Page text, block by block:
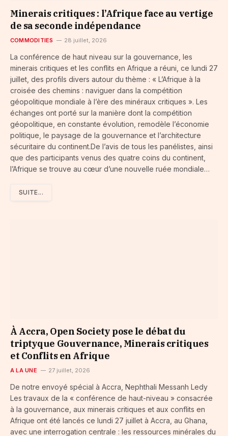
​Minerais critiques : l’Afrique face au vertige
de sa seconde indépendance
COMMODITIES 28 juillet, 2026
La conférence de haut niveau sur la gouvernance, les
minerais critiques et les conflits en Afrique a réuni, ce lundi 27
juillet, des profils divers autour du thème : « L’Afrique à la
croisée des chemins : naviguer dans la compétition
géopolitique mondiale à l’ère des minéraux critiques ». Les
échanges ont porté sur la manière dont la compétition
géopolitique, en constante évolution, remodèle l’économie
politique, le paysage de la gouvernance et l’architecture
sécuritaire du continent.De l’avis de tous les panélistes, ainsi
que des participants venus des quatre coins du continent,
l’Afrique se trouve au cœur d’une nouvelle ruée mondiale…
SUITE...
À Accra, Open Society pose le débat du
triptyque Gouvernance, Minerais critiques
et Conflits en Afrique
A LA UNE 27 juillet, 2026
De notre envoyé spécial à Accra, Nephthali Messanh Ledy
Les travaux de la « conférence de haut-niveau » consacrée
à la gouvernance, aux minerais critiques et aux conflits en
Afrique ont été lancés ce lundi 27 juillet à Accra, au Ghana,
avec une interrogation centrale : les ressources minérales du